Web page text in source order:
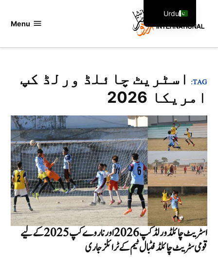
Menu
TAG:
اسٹریٹ چائلڈ ورلڈ کپ
امریکا 2026
اسٹریٹ چائلڈ ورلڈ کپ 2026 اور ناروے کپ 2025 کے لیے
قومی سٹریٹ چائلڈ فٹبال ٹیم کے ٹرائلز جاری
Urdu
English